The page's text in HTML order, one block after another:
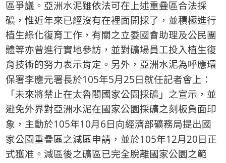
區爭議。亞洲水泥雖依法可在上述重疊區合法採
礦，惟近年來已經沒有在裡面開採了，並積極進行
植生綠化復育工作，有關之立委國會助理及公民團
體等亦曾進行實地參訪，並對礦場員工投入植生復
育技術的努力表示肯定。另外，亞洲水泥為呼應環
保署李應元署長於105年5月 25 日就任記者會上：
「未來將禁止在太魯閣國家公園採礦」之宣示，並
避免外界對亞洲水泥在國家公園採礦之刻板負面印
象，主動於105年10月 6 日向經濟部礦務局提出國
家公園重疊區之減區申請，並於105年12月 20 日正
式獲准。減區後之礦區已完全脫離國家公園之範